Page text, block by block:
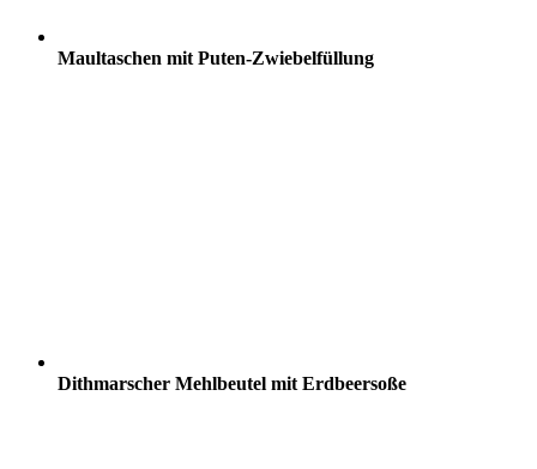
Maultaschen mit Puten-Zwiebelfüllung
Dithmarscher Mehlbeutel mit Erdbeersoße